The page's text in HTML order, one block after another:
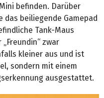
befinden. Darüber
beiliegende Gamepad
Tank-Maus
zwar
kleiner aus und ist
sondern mit einem
ausgestattet.